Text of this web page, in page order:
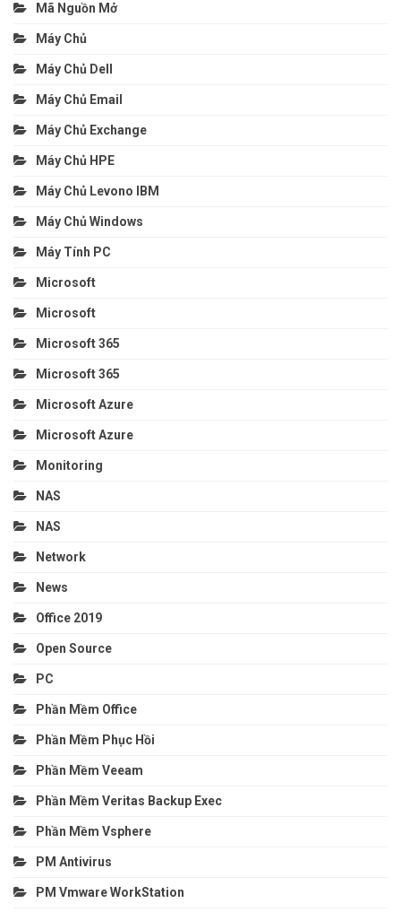
Mã Nguồn Mở
Máy Chủ
Máy Chủ Dell
Máy Chủ Email
Máy Chủ Exchange
Máy Chủ HPE
Máy Chủ Levono IBM
Máy Chủ Windows
Máy Tính PC
Microsoft
Microsoft
Microsoft 365
Microsoft 365
Microsoft Azure
Microsoft Azure
Monitoring
NAS
NAS
Network
News
Office 2019
Open Source
PC
Phần Mềm Office
Phần Mềm Phục Hồi
Phần Mềm Veeam
Phần Mềm Veritas Backup Exec
Phần Mềm Vsphere
PM Antivirus
PM Vmware WorkStation